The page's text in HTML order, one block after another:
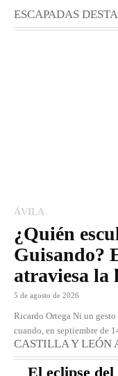
ESCAPADAS
ÁVILA
¿Quién
Guisando?
atraviesa la
5 de agosto de 2026
Ricardo Ortega Ni un gesto hicieron los graníticos Toros de Guisando
cuando, en septiembre de
CASTILLA Y LEÓN
El eclipse del